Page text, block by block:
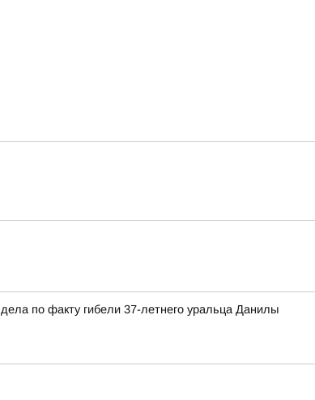
по факту гибели 37-летнего уральца Данилы